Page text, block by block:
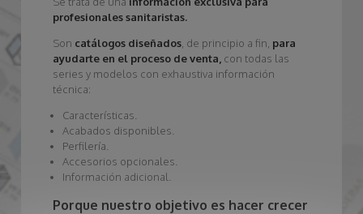
profesionales sanitaristas.
Son catálogos diseñados , de principio a fin, para
ayudarte en el proceso de venta, con todas las
series y modelos con exhaustiva información
técnica:
Características.
Acabados disponibles.
Perfilería.
Accesorios opcionales.
Información adicional.
Porque nuestro objetivo es hacer crecer